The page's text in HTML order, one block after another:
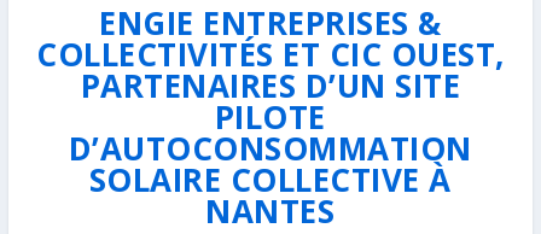
ENGIE ENTREPRISES &
COLLECTIVITÉS ET CIC OUEST,
PARTENAIRES D’UN SITE
PILOTE
D’AUTOCONSOMMATION
SOLAIRE COLLECTIVE À
NANTES